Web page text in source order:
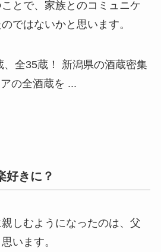
とで、家族とのコミュニケ
ではないかと思います。
好きに？
しむようになったのは、父
います。